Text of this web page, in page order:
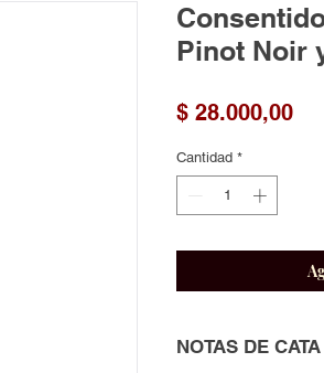
Pinot Noir
$ 28.000,00
Cantidad *
NOTAS DE CATA